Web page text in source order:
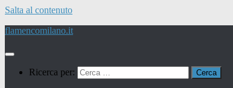
Salta al contenuto
flamencomilano.it
Ricerca per: